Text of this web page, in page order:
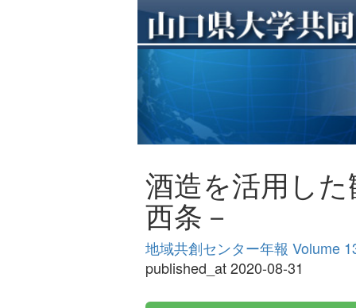
酒造を活用し
西条－
地域共創センター年報 Volume
published_at 2020-08-31